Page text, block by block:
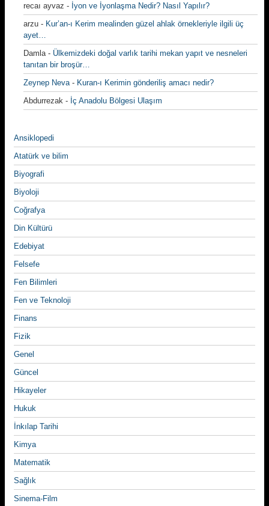
recaı ayvaz - İyon ve İyonlaşma Nedir? Nasıl Yapılır?
arzu - Kur’an-ı Kerim mealinden güzel ahlak örnekleriyle ilgili üç
ayet…
Damla- Ülkemizdeki doğal varlık tarihi mekan yapıt ve nesneleri
tanıtan bir broşür…
Zeynep Neva- Kuran-ı Kerimin gönderiliş amacı nedir?
Abdurrezak - İç Anadolu Bölgesi Ulaşım
Ansiklopedi
Atatürk ve bilim
Biyografi
Biyoloji
Coğrafya
Din Kültürü
Edebiyat
Felsefe
Fen Bilimleri
Fen ve Teknoloji
Finans
Fizik
Genel
Güncel
Hikayeler
Hukuk
İnkılap Tarihi
Kimya
Matematik
Sağlık
Sinema-Film